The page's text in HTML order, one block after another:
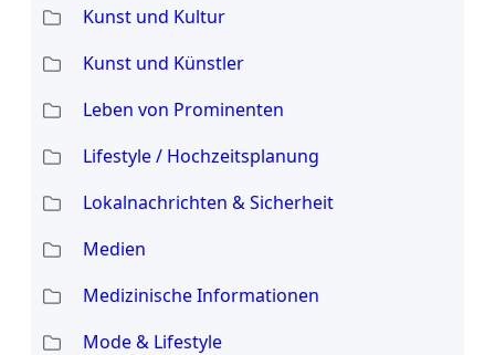
Kunst und Kultur
Kunst und Künstler
Leben von Prominenten
Lifestyle / Hochzeitsplanung
Lokalnachrichten & Sicherheit
Medien
Medizinische Informationen
Mode & Lifestyle